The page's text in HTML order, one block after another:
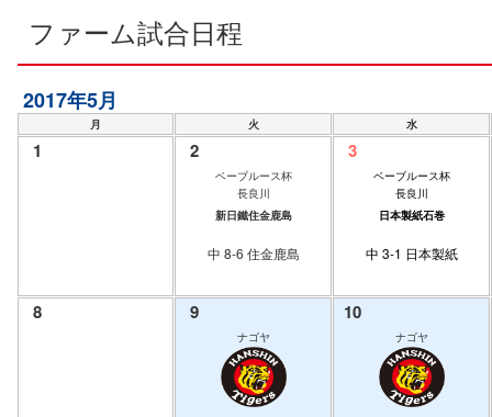
ファーム試合日程
2017年5月
月 火 水
1 2
ベーブルース杯
長良川
新日鐵住金鹿島
中 8-6 住金鹿島
3
ベーブルース杯
長良川
日本製紙石巻
中 3-1 日本製紙
8 9
ナゴヤ
10
ナゴヤ